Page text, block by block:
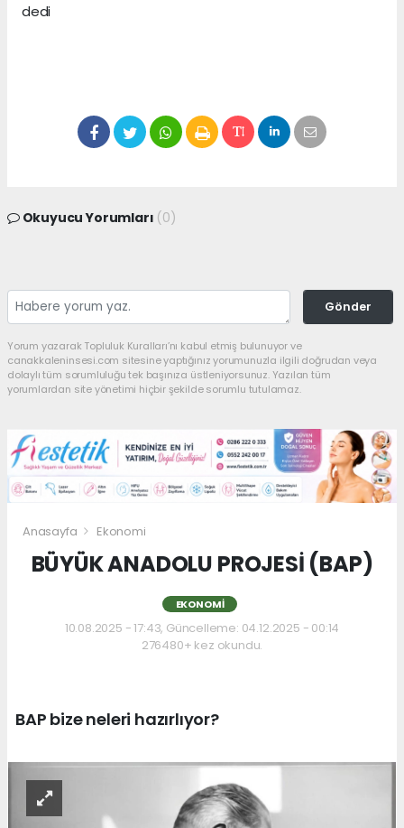
dedi
Okuyucu Yorumları (0)
Gönder
Yorum yazarak Topluluk Kuralları’nı kabul etmiş bulunuyor ve
canakkaleninsesi.com sitesine yaptığınız yorumunuzla ilgili doğrudan veya
dolaylı tüm sorumluluğu tek başınıza üstleniyorsunuz. Yazılan tüm
yorumlardan site yönetimi hiçbir şekilde sorumlu tutulamaz.
Anasayfa Ekonomi
BÜYÜK ANADOLU PROJESİ (BAP)
EKONOMI
10.08.2025 - 17:43, Güncelleme: 04.12.2025 - 00:14
276480+ kez okundu.
BAP bize neleri hazırlıyor?